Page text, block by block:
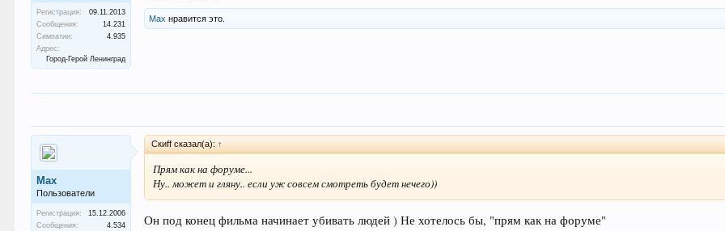
Регистрация:
09.11.2013
Сообщения:
14.231
Симпатии:
4.935
Адрес:
Город-Герой Ленинград
Max нравится это.
Max
Пользователи
Регистрация:
15.12.2006
Сообщения:
4.534
Скиff сказал(а): ↑
Прям как на форуме...
Ну.. может и гляну.. если уж совсем смотреть будет нечего))
Он под конец фильма начинает убивать людей ) Не хотелось бы, "прям как на форуме"